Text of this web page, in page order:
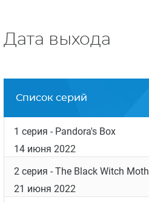
Дата выхода
Список серий
1 серия - Pandora's Box
14 июня 2022
2 серия - The Black Witch Moth
21 июня 2022